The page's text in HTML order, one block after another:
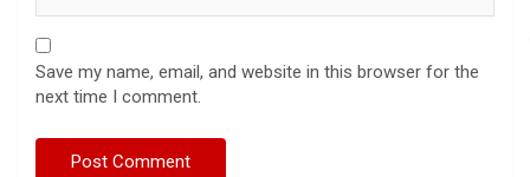
Save my name, email, and website in this browser for the
next time I comment.